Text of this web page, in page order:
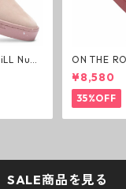
Nubu
シュ
オンザ
ア OTR
ON THE
Camo
シューズ
ェイソン
ー
¥8,580
35%OFF
SALE商品を見る